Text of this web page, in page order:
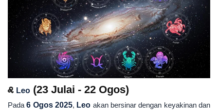
♌ Leo (23 Julai - 22 Ogos)
Pada6 Ogos 2025, Leo akan bersinar dengan keyakinan dan